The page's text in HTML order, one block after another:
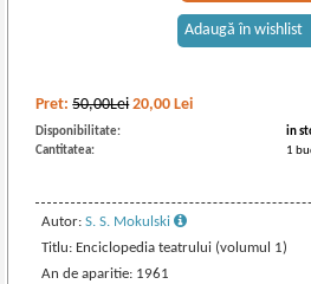
Pret:50,00Lei 20,00 Lei
Disponibilitate:
in
Cantitatea:
1
Autor:S. S. Mokulski
Titlu: Enciclopedia teatrului (volumul 1)
An de aparitie: 1961
Adaugă în wishlist